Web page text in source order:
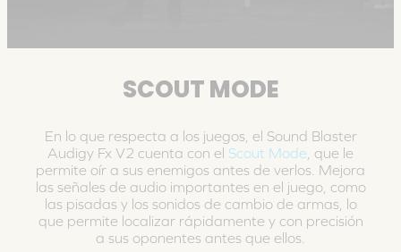
SCOUT MODE
En lo que respecta a los juegos, el Sound Blaster
Audigy Fx V2 cuenta con el Scout Mode , que le
permite oír a sus enemigos antes de verlos. Mejora
las señales de audio importantes en el juego, como
las pisadas y los sonidos de cambio de armas, lo
que permite localizar rápidamente y con precisión
a sus oponentes antes que ellos.